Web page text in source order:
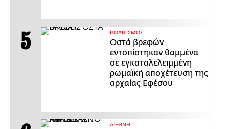
ΠΟΛΙΤΙΣΜΟΣ
Οστά βρεφών
εντοπίστηκαν θαμμένα
σε εγκαταλελειμμένη
ρωμαϊκή αποχέτευση της
αρχαίας Εφέσου
ΔΙΕΘΝΗ